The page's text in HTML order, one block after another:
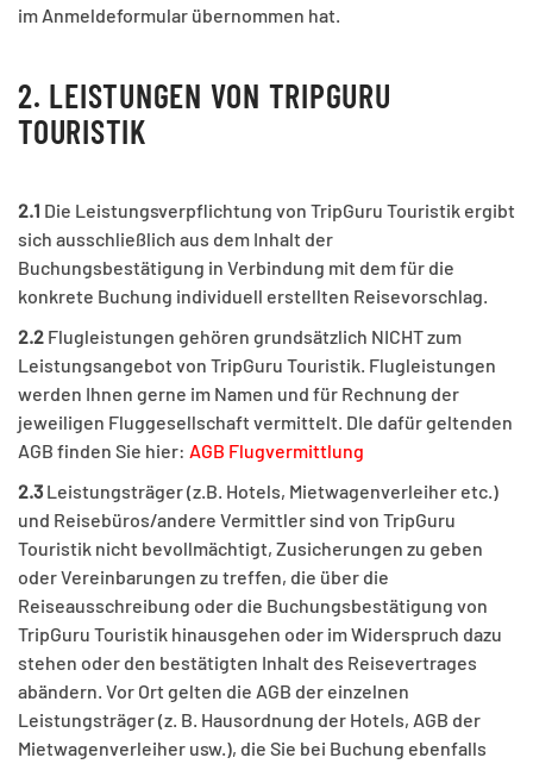
im Anmeldeformular übernommen hat.
2. LEISTUNGEN VON TRIPGURU
TOURISTIK
2.1 Die Leistungsverpflichtung von TripGuru Touristik ergibt
sich ausschließlich aus dem Inhalt der
Buchungsbestätigung in Verbindung mit dem für die
konkrete Buchung individuell erstellten Reisevorschlag.
2.2 Flugleistungen gehören grundsätzlich NICHT zum
Leistungsangebot von TripGuru Touristik. Flugleistungen
werden Ihnen gerne im Namen und für Rechnung der
jeweiligen Fluggesellschaft vermittelt. DIe dafür geltenden
AGB finden Sie hier: AGB Flugvermittlung
2.3 Leistungsträger (z.B. Hotels, Mietwagenverleiher etc.)
und Reisebüros/andere Vermittler sind von TripGuru
Touristik nicht bevollmächtigt, Zusicherungen zu geben
oder Vereinbarungen zu treffen, die über die
Reiseausschreibung oder die Buchungsbestätigung von
TripGuru Touristik hinausgehen oder im Widerspruch dazu
stehen oder den bestätigten Inhalt des Reisevertrages
abändern. Vor Ort gelten die AGB der einzelnen
Leistungsträger (z. B. Hausordnung der Hotels, AGB der
Mietwagenverleiher usw.), die Sie bei Buchung ebenfalls